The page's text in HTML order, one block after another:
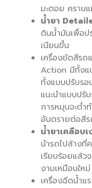
มะตอย คราบ
น้ำยา
ดินน้ำมันเพื่อป
เนียนขึ้น
เครื่องขัดสีร
Action มีทั้งแ
ทั้งแบบปรับรอ
แนะนำแบบปรั
การหมุนจะต่ำ
อันตรายต่อสีร
น้ำยาเคลือบเ
นำรถไปล้างที่
เรียบร้อยแล้ว
งามเหมือนใหม่
เครื่องฉีดน้ำแ